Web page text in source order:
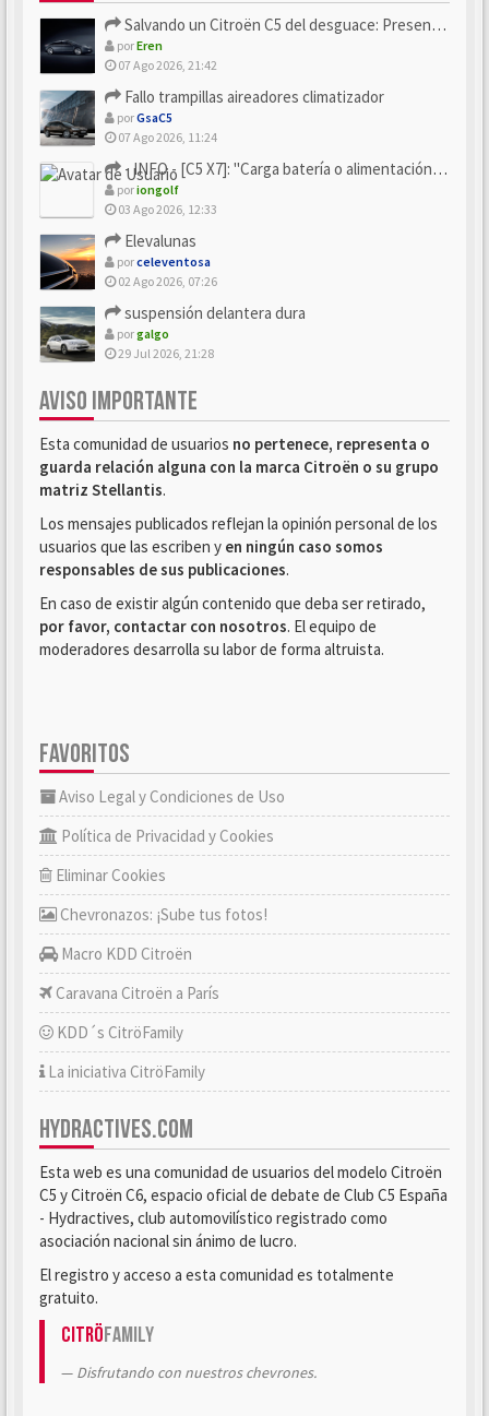
Salvando un Citroën C5 del desguace: Presentación y seguimiento
porEren
07 Ago 2026, 21:42
Fallo trampillas aireadores climatizador
porGsaC5
07 Ago 2026, 11:24
- INFO - [C5 X7]: "Carga batería o alimentación eléctri...
poriongolf
03 Ago 2026, 12:33
Elevalunas
porceleventosa
02 Ago 2026, 07:26
suspensión delantera dura
porgalgo
29 Jul 2026, 21:28
AVISO IMPORTANTE
Esta comunidad de usuarios no pertenece, representa o
guarda relación alguna con la marca Citroën o su grupo
matriz Stellantis.
Los mensajes publicados reflejan la opinión personal de los
usuarios que las escriben y en ningún caso somos
responsables de sus publicaciones.
En caso de existir algún contenido que deba ser retirado,
por favor, contactar con nosotros. El equipo de
moderadores desarrolla su labor de forma altruista.
FAVORITOS
Aviso Legal y Condiciones de Uso
Política de Privacidad y Cookies
Eliminar Cookies
Chevronazos: ¡Sube tus fotos!
Macro KDD Citroën
Caravana Citroën a París
KDD´s CitröFamily
La iniciativa CitröFamily
HYDRACTIVES.COM
Esta web es una comunidad de usuarios del modelo Citroën
C5 y Citroën C6, espacio oficial de debate de Club C5 España
- Hydractives, club automovilístico registrado como
asociación nacional sin ánimo de lucro.
El registro y acceso a esta comunidad es totalmente
gratuito.
CitröFamily
Disfrutando con nuestros chevrones.